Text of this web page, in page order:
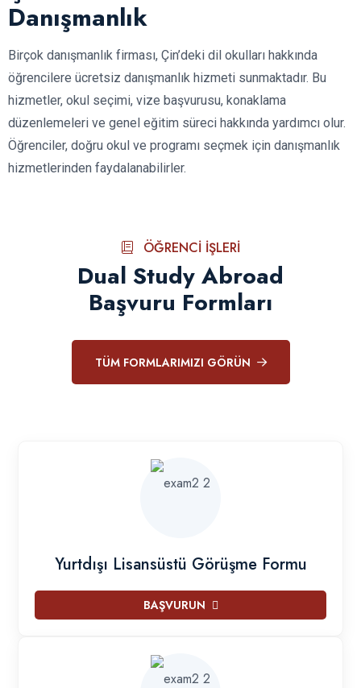
Danışmanlık
Birçok danışmanlık firması, Çin’deki dil okulları hakkında
öğrencilere ücretsiz danışmanlık hizmeti sunmaktadır. Bu
hizmetler, okul seçimi, vize başvurusu, konaklama
düzenlemeleri ve genel eğitim süreci hakkında yardımcı olur.
Öğrenciler, doğru okul ve programı seçmek için danışmanlık
hizmetlerinden faydalanabilirler.
ÖĞRENCI İŞLERI
Dual Study Abroad
Başvuru Formları
TÜM FORMLARIMIZI GÖRÜN
Yurtdışı Lisansüstü Görüşme Formu
BAŞVURUN